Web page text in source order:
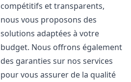
compétitifs et transparents,
nous vous proposons des
solutions adaptées à votre
budget. Nous offrons également
des garanties sur nos services
pour vous assurer de la qualité